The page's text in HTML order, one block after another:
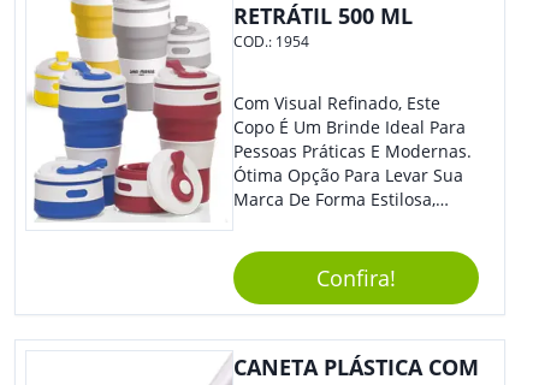
RETRÁTIL 500 ML
COD.: 1954
Com Visual Refinado, Este
Copo É Um Brinde Ideal Para
Pessoas Práticas E Modernas.
Ótima Opção Para Levar Sua
Marca De Forma Estilosa,
Empresa Em Eventos,
Reuniões Corporativas Ou Até
Mesmo Para Presentear
Colaboradores.
Confira!
CANETA PLÁSTICA COM